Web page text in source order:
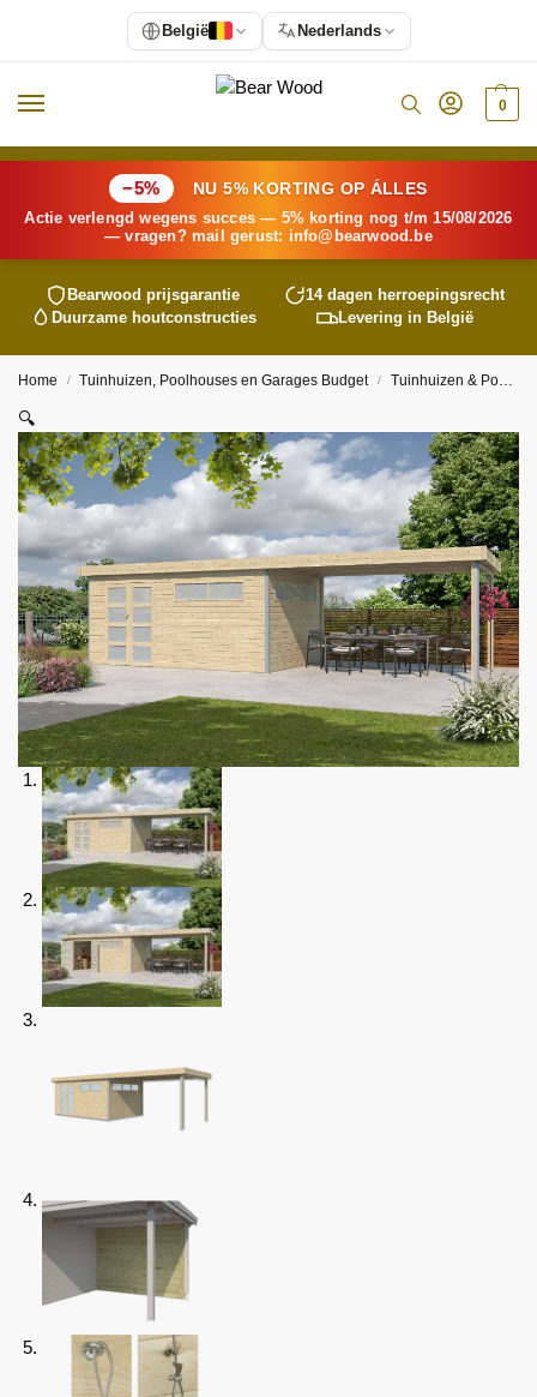
0
−5% NU 5% KORTING OP ÁLLES
Actie verlengd wegens succes — 5% korting nog t/m 15/08/2026
— vragen? mail gerust: info@ bearwood.be
Bearwood prijsgarantie
14 dagen herroepingsrecht
Duurzame houtconstructies
Levering in België
Home / Tuinhuizen, Poolhouses en Garages Budget / Tuinhuizen & Poolhouses
🔍
België Nederlands